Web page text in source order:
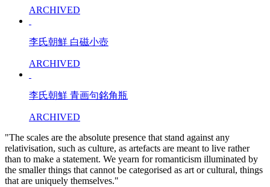
ARCHIVED
李氏朝鮮 白磁小壺
ARCHIVED
李氏朝鮮 青画句銘角瓶
ARCHIVED
"The scales are the absolute presence that stand against any
relativisation, such as culture, as artefacts are meant to live rather
than to make a statement. We yearn for romanticism illuminated by
the smaller things that cannot be categorised as art or cultural, things
that are uniquely themselves."